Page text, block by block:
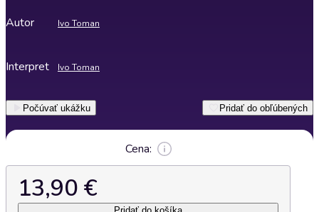
Autor Ivo Toman
Interpret Ivo Toman
Počúvať ukážku Pridať do obľúbených
Cena:
13,90 €